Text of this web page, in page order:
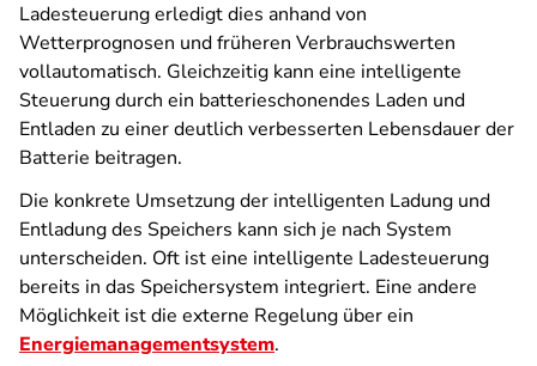
Ladesteuerung erledigt dies anhand von
Wetterprognosen und früheren Verbrauchswerten
vollautomatisch. Gleichzeitig kann eine intelligente
Steuerung durch ein batterieschonendes Laden und
Entladen zu einer deutlich verbesserten Lebensdauer der
Batterie beitragen.
Die konkrete Umsetzung der intelligenten Ladung und
Entladung des Speichers kann sich je nach System
unterscheiden. Oft ist eine intelligente Ladesteuerung
bereits in das Speichersystem integriert. Eine andere
Möglichkeit ist die externe Regelung über ein
Energiemanagementsystem.